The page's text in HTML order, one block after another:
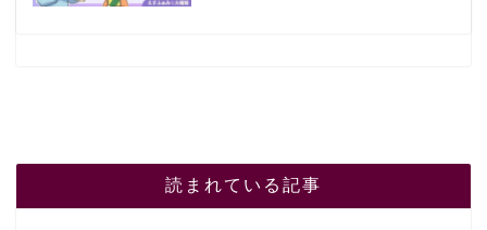
読まれている記事